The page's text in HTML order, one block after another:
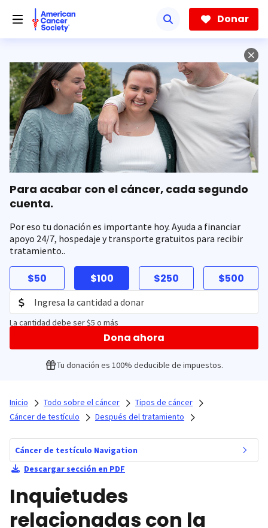
hacia
contenido
Donar
Para acabar con el cáncer, cada segundo
cuenta.
Por eso tu donación es importante hoy. Ayuda a financiar
apoyo 24/7, hospedaje y transporte gratuitos para recibir
tratamiento..
$50 $100 $250 $500
La cantidad debe ser $5 o más
Dona ahora
Tu donación es 100% deducible de impuestos.
Inicio Todo sobre el cáncer
Tipos de cáncer
Cáncer de testículo
Después del tratamiento
Cáncer de testículo Navigation
Descargar sección en PDF
Inquietudes
relacionadas con la